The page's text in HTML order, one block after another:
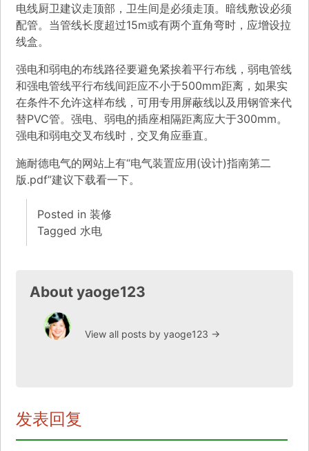
电线厨卫建议走顶部，卫生间是必须走顶。暗线敷设必须
配管。当管线长度超过15m或有两个直角弯时，应增设拉
线盒。
强电和弱电的布线路径要避免紧挨着平行布线，弱电管线
和强电管线平行布线间距应不小于500mm距离，如果实
在条件不允许这样布线，可用专用屏蔽线以及用钢管来代
替PVC管。强电、弱电的插座相隔距离应大于300mm。
强电和弱电交叉布线时，交叉角应垂直。
施耐德电气的网站上有“电气装置应用(设计)指南第二
版.pdf”建议下载看一下。
Posted in 装修
Tagged 水电
About yaoge123
View all posts by yaoge123 →
发表回复